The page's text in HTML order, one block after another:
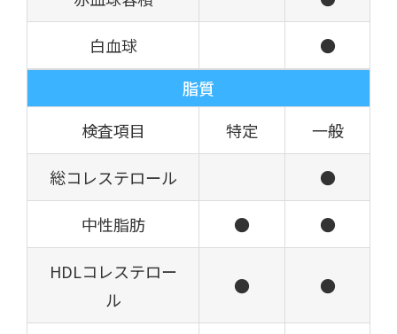
白血球
●
脂質
検査項目
特定 一般
総コレステロール ●
中性脂肪 ● ●
HDLコレステロー
ル
● ●